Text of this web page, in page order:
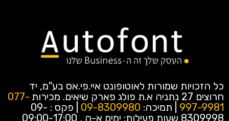
כל הזכויות שמורות לאוטופונט איי.פי.אס בע"מ, יד
חרוצים 27 נתניה א.ת פולג פארק שיאים.
מכירות 077-
997-9981
| תמיכה: 09-8309980
| פקס : 09-
8309998 שעות פעילות: ימים א-ה , 09:00-17:00